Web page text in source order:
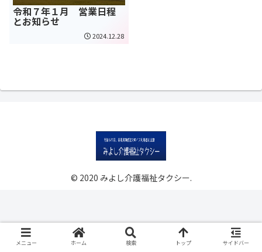
令和７年１月 営業日程
とお知らせ
2024.12.28
© 2020 みよし介護福祉タクシー.
メニュー ホーム 検索 トップ サイドバー